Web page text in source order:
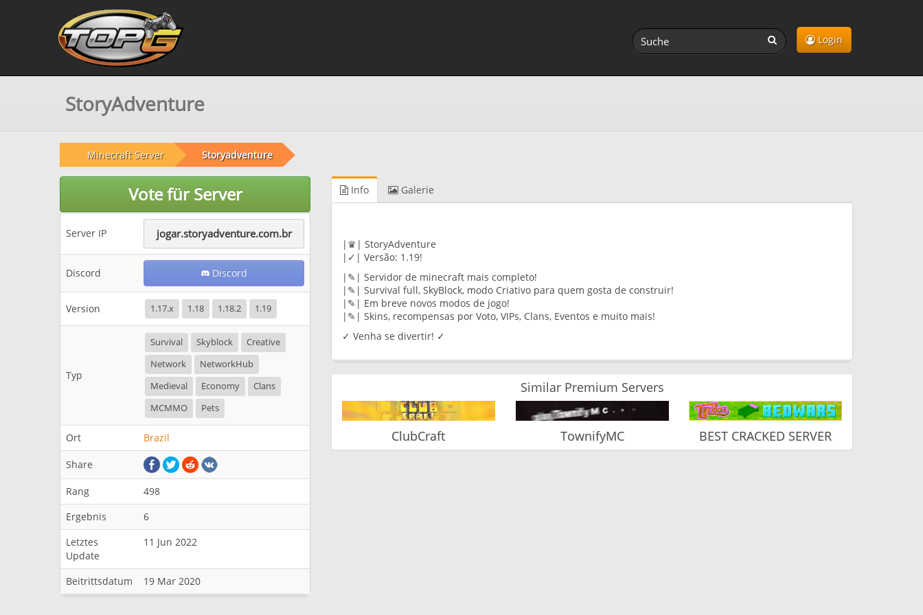
Login
StoryAdventure
Minecraft Server Storyadventure
Vote für Server
Server IP jogar.storyadventure.com.br
Discord Discord
Version 1.17.x 1.18 1.18.2 1.19
Typ
Survival Skyblock
Creative
Network
NetworkHub
Medieval
Economy
Clans
MCMMO
Pets
Ort Brazil
Share
Rang
498
Ergebnis
6
Letztes
Update
11 Jun 2022
Beitrittsdatum 19 Mar 2020
Info Galerie
|♛| StoryAdventure
|✓| Versão: 1.19!
|✎| Servidor de minecraft mais completo!
|✎| Survival full, SkyBlock, modo Criativo para quem gosta de construir!
|✎| Em breve novos modos de jogo!
|✎| Skins, recompensas por Voto, VIPs, Clans, Eventos e muito mais!
✓ Venha se divertir! ✓
Similar Premium Servers
ClubCraft TownifyMC BEST CRACKED SERVER